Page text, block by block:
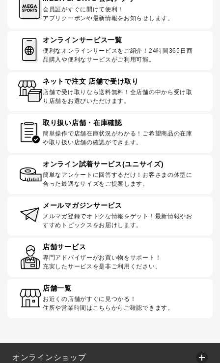
会員証がすぐに開けて便利！
アプリクーポンや最新情報をお知らせします。
オンラインサービス一覧
便利なオンラインサービスをご紹介！24時間365日商
品購入や便利なサービスがご利用可能。
ネットで注文 店舗で受け取り
店舗で受け取りなら送料無料！全店舗の中から受け取
り店舗をお選びいただけます。
取り扱い店舗・在庫確認
簡単操作で店舗在庫状況がわかる！ご希望商品の在庫
や取り扱い店舗の確認ができます。
オンライン試着サービス(ユニサイズ)
簡単なアンケートに回答するだけ！お客さまの体型に
合った最適なサイズをご提案します。
メールマガジンサービス
メルマガ登録でオトクな情報をゲット！最新情報やお
すすめトピックスをお届けします。
店舗サービス
専門アドバイザーがお買い物をサポート！
充実したサービスを是非ご利用ください。
店舗一覧
お近くの店舗がすぐに見つかる！
住所や営業時間はこちらからご確認できます。
オンラインショップ